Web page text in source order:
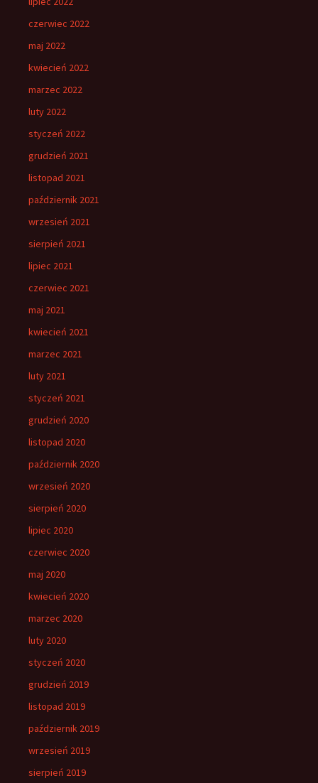
czerwiec 2022
maj 2022
kwiecień 2022
marzec 2022
luty 2022
styczeń 2022
grudzień 2021
listopad 2021
październik 2021
wrzesień 2021
sierpień 2021
lipiec 2021
czerwiec 2021
maj 2021
kwiecień 2021
marzec 2021
luty 2021
styczeń 2021
grudzień 2020
listopad 2020
październik 2020
wrzesień 2020
sierpień 2020
lipiec 2020
czerwiec 2020
maj 2020
kwiecień 2020
marzec 2020
luty 2020
styczeń 2020
grudzień 2019
listopad 2019
październik 2019
wrzesień 2019
sierpień 2019